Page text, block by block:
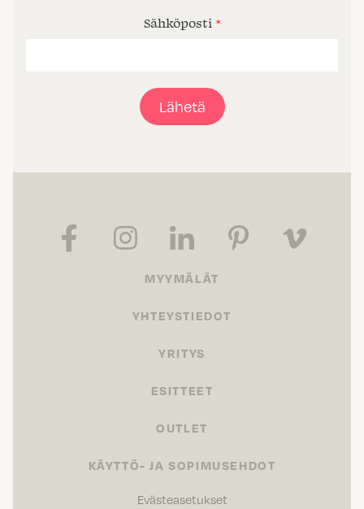
Sähköposti *
Lähetä
MYYMÄLÄT
YHTEYSTIEDOT
YRITYS
ESITTEET
OUTLET
KÄYTTÖ- JA SOPIMUSEHDOT
Evästeasetukset